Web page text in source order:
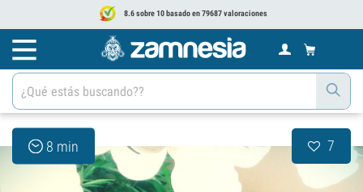
8.6 sobre 10 basado en 79687 valoraciones
8 min 7